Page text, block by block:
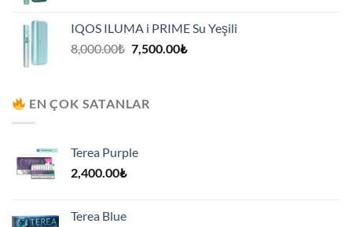
7,500.00₺.
IQOS ILUMA i PRIME Su Yeşili
8,000.00₺ Orijinal
7,500.00₺Şu
EN ÇOK SATANLAR
Terea Purple
2,400.00₺
Terea Blue